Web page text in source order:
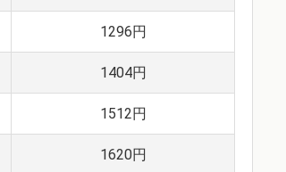
1296円
1404円
1512円
1620円